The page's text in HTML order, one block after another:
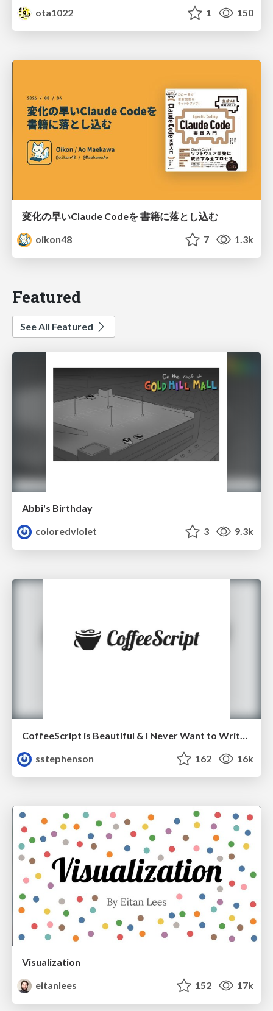
ota1022
1 150
変化の早いClaude Codeを 書籍に落とし込む
oikon48
7 1.3k
Featured
See All Featured
Abbi's Birthday
coloredviolet
3 9.3k
CoffeeScript is Beautiful & I Never Want to Write Plain JavaScript Again
sstephenson
162 16k
Visualization
eitanlees
152 17k